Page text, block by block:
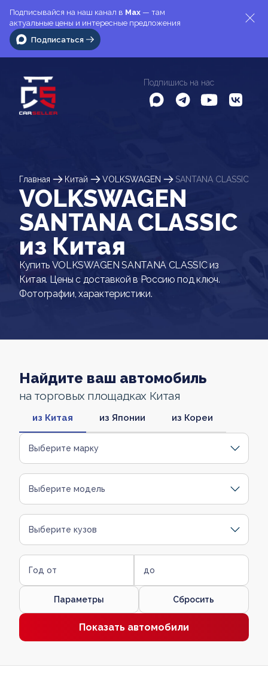
Подписывайся на наш канал в Max — там
актуальные цены и интересные предложения
Подписаться
Подпишись на нас
Главная Китай VOLKSWAGEN SANTANA CLASSIC
VOLKSWAGEN
SANTANA CLASSIC
из Китая
Купить VOLKSWAGEN SANTANA CLASSIC из
Китая. Цены с доставкой в Россию под ключ.
Фотографии, характеристики.
Найдите ваш автомобиль
на торговых площадках Китая
из Китая из Японии из Кореи
Выберите марку
Выберите модель
Выберите кузов
Год от до
Параметры Сбросить
Показать автомобили